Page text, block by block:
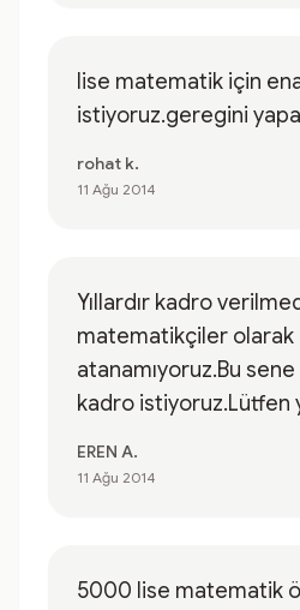
lise matematik için
istiyoruz.geregini
rohat k.
11 Ağu 2014
Yıllardır kadro
matematikçiler olarak
atanamıyoruz.Bu
kadro istiyoruz.Lütfen
EREN A.
11 Ağu 2014
5000 lise matematik